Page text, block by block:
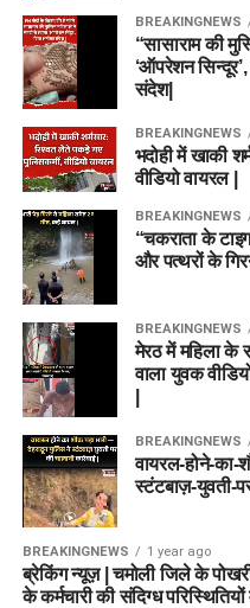
BREAKINGNEWS
“सासाराम की
‘ऑपरेशन
संदेश|
BREAKINGNEWS
भदोही में खाकी
वीडियो वायरल |
BREAKINGNEWS
“चकराता के
और पत्थरों के
BREAKINGNEWS
मेरठ में महिला
वाला युवक
BREAKINGNEWS
वायरल-होने-का-
स्टंटबाज़-युवती-
BREAKINGNEWS 1 year ago
ब्रेकिंग न्यूज़ | चमोली जिले के
के कर्मचारी की संदिग्ध परिस्थितियों